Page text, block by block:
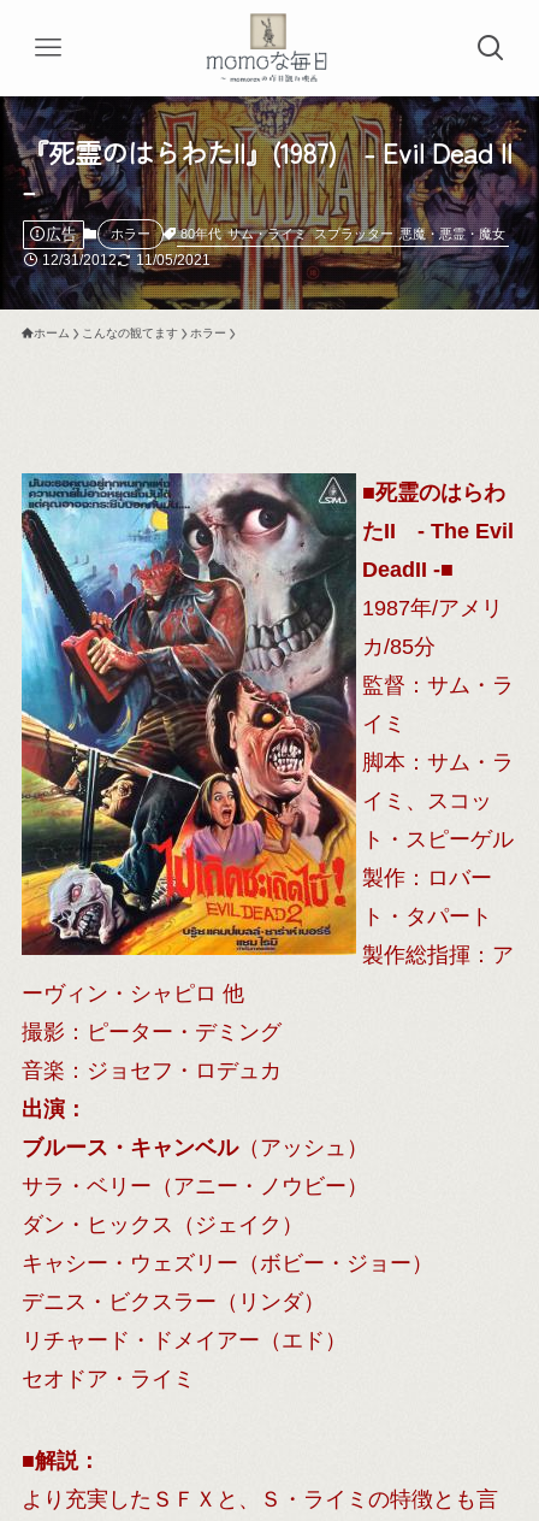
『死霊のはらわたII』(1987) - Evil Dead II
–
広告 ホラー 80年代 サム・ライミ スプラッター 悪魔・悪霊・魔女
12/31/2012 11/05/2021
ホーム こんなの観てます ホラー
■死霊のはらわ
たII - The Evil
DeadII -■
1987年/アメリ
カ/85分
監督：サム・ラ
イミ
脚本：サム・ラ
イミ、スコッ
ト・スピーゲル
製作：ロバー
ト・タパート
製作総指揮：ア
ーヴィン・シャピロ 他
撮影：ピーター・デミング
音楽：ジョセフ・ロデュカ
出演：
ブルース・キャンベル（アッシュ）
サラ・ベリー（アニー・ノウビー）
ダン・ヒックス（ジェイク）
キャシー・ウェズリー（ボビー・ジョー）
デニス・ビクスラー（リンダ）
リチャード・ドメイアー（エド）
セオドア・ライミ
■解説：
より充実したＳＦＸと、Ｓ・ライミの特徴とも言